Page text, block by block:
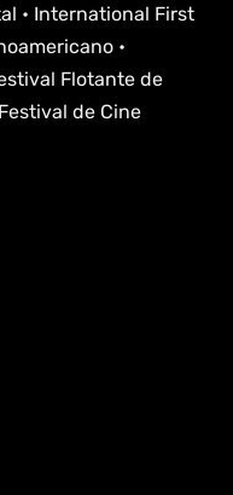
• International First
•
Flotante de
de Cine